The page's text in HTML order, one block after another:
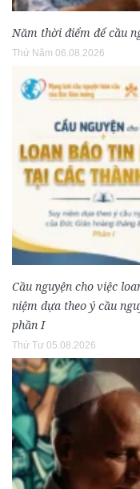
Năm thời điểm để cầu
Thứ Năm 06.08.2026
Cầu nguyện cho việc
niệm dựa theo ý cầu
phần I
Thứ Tư 05.08.2026